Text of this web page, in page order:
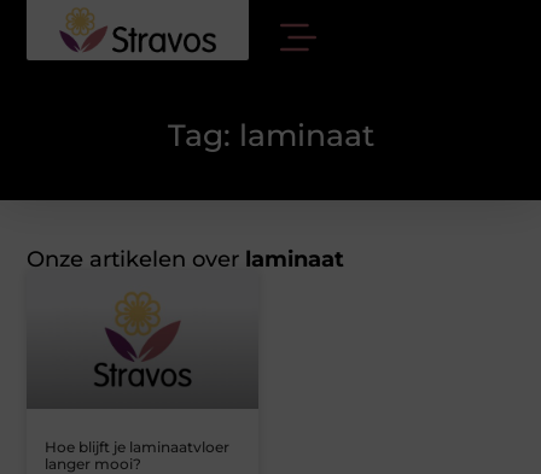
Tag: laminaat
Onze artikelen over laminaat
Hoe blijft je laminaatvloer
langer mooi?